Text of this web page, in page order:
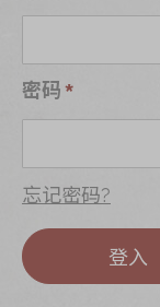
EN 繁體
密码
登入
忘记密码?